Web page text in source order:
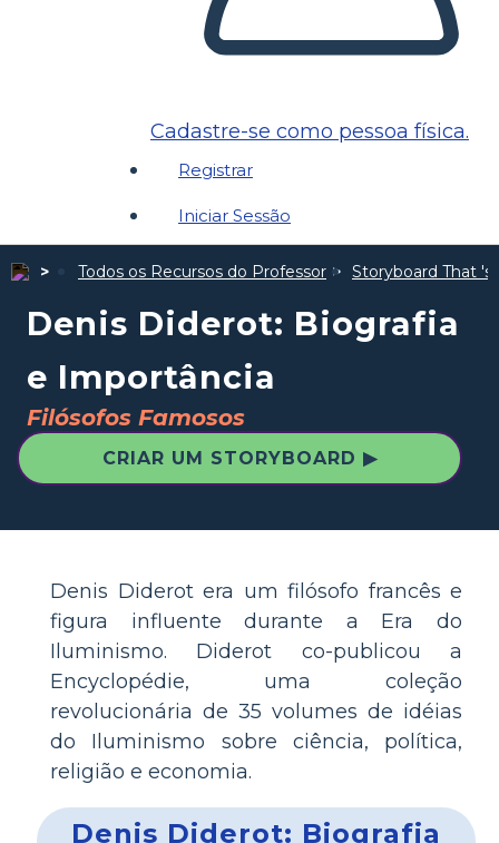
Cadastre-se como pessoa física.
Registrar
Iniciar Sessão
Todos os Recursos do Professor Storyboard That 's
Denis Diderot: Biografia
e Importância
Filósofos Famosos
CRIAR UM STORYBOARD ▶
Denis Diderot era um filósofo francês e
figura influente durante a Era do
Iluminismo. Diderot co-publicou a
Encyclopédie, uma coleção
revolucionária de 35 volumes de idéias
do Iluminismo sobre ciência, política,
religião e economia.
Denis Diderot: Biografia